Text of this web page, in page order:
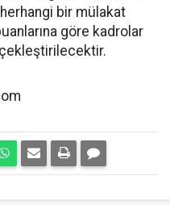
bir mülakat
göre kadrolar